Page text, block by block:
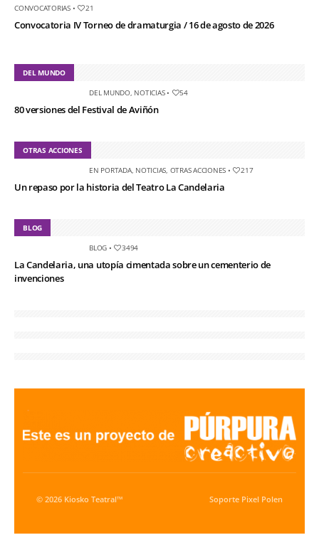
CONVOCATORIAS• 21
Convocatoria IV Torneo de dramaturgia / 16 de agosto de 2026
DEL MUNDO
DEL MUNDO, NOTICIAS• 54
80 versiones del Festival de Aviñón
OTRAS ACCIONES
EN PORTADA, NOTICIAS OTRAS ACCIONES • 217
Un repaso por la historia del Teatro La Candelaria
BLOG
BLOG • 3494
La Candelaria, una utopía cimentada sobre un cementerio de
invenciones
© 2026 Kiosko Teatral™ Soporte Pixel Polen